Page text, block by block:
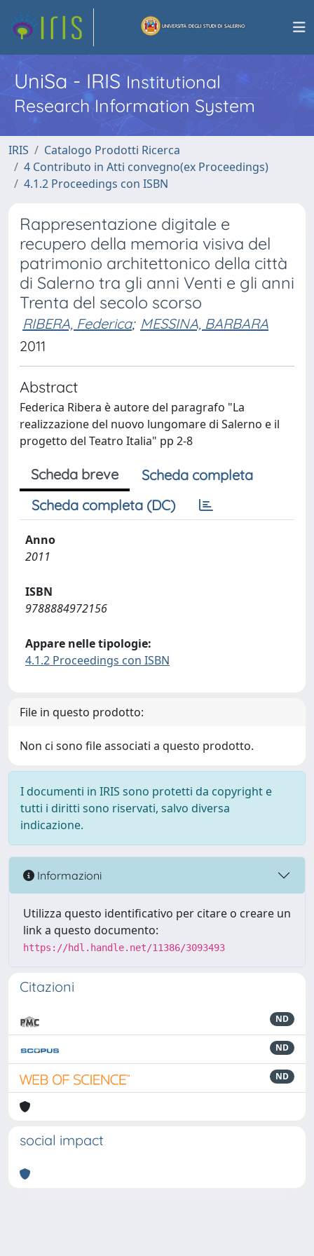
UniSa - IRISInstitutional
Research Information System
IRIS
Catalogo Prodotti Ricerca
4 Contributo in Atti convegno(ex Proceedings)
4.1.2 Proceedings con ISBN
Rappresentazione digitale e
recupero della memoria visiva del
patrimonio architettonico della città
di Salerno tra gli anni Venti e gli anni
Trenta del secolo scorso
RIBERA, Federica; MESSINA, BARBARA
2011
Abstract
Federica Ribera è autore del paragrafo "La
realizzazione del nuovo lungomare di Salerno e il
progetto del Teatro Italia" pp 2-8
Scheda breve
Scheda completa
Scheda completa (DC)
Anno
2011
ISBN
9788884972156
Appare nelle tipologie:
4.1.2 Proceedings con ISBN
File in questo prodotto:
Non ci sono file associati a questo prodotto.
I documenti in IRIS sono protetti da copyright e
tutti i diritti sono riservati, salvo diversa
indicazione.
Informazioni
Utilizza questo identificativo per citare o creare un
link a questo documento:
https://hdl.handle.net/11386/3093493
Citazioni
ND
ND
ND
social impact